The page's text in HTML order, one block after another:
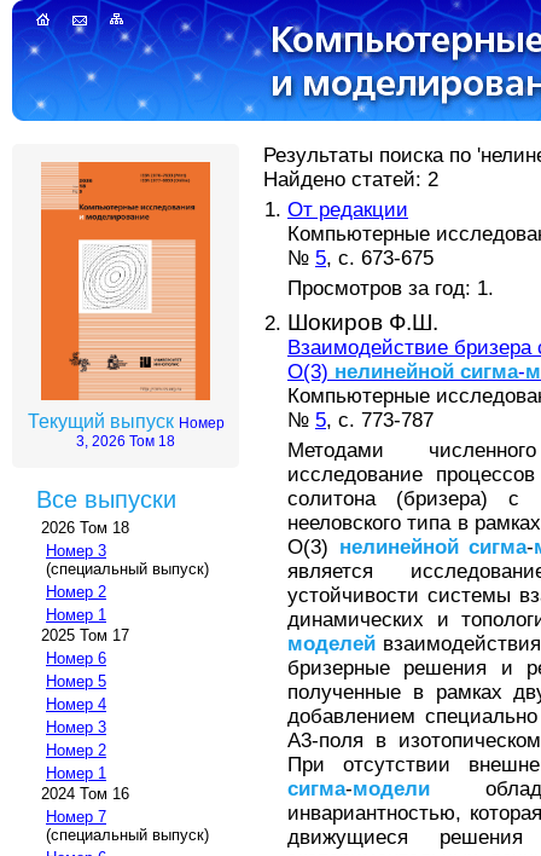
Текущий выпуск Номер
3, 2026 Том 18
Все выпуски
2026 Том 18
Номер 3
(специальный выпуск)
Номер 2
Номер 1
2025 Том 17
Номер 6
Номер 5
Номер 4
Номер 3
Номер 2
Номер 1
2024 Том 16
Номер 7
(специальный выпуск)
Результаты поиска по
Найдено статей: 2
От редакции
Компьютерные
№ 5, с. 673-675
Просмотров за год: 1.
Шокиров Ф.Ш.
Взаимодействие
О(3) нелинейной сигма-
Компьютерные
№ 5, с. 773-787
Методами
исследование
солитона (бризера) с
нееловского типа в
О(3) нелинейной сигма-
является
устойчивости системы
динамических и
моделей
бризерные решения и
полученные в рамках
добавлением
А3-поля в
При отсутствии
сигма-модели
инвариантностью,
движущиеся